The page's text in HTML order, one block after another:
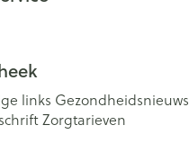
links Gezondheidsnieuws
Zorgtarieven